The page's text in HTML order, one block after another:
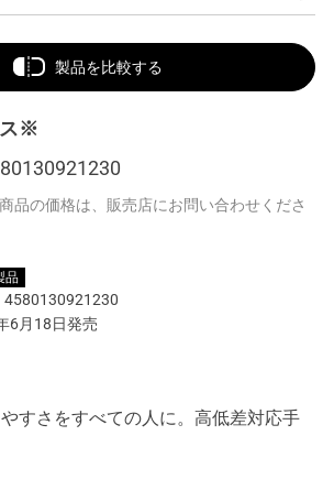
製品を比較する
ス※
品の価格は、販売店にお問い合わせくださ
品
4580130921230
6月18日発売
すさをすべての人に。高低差対応手